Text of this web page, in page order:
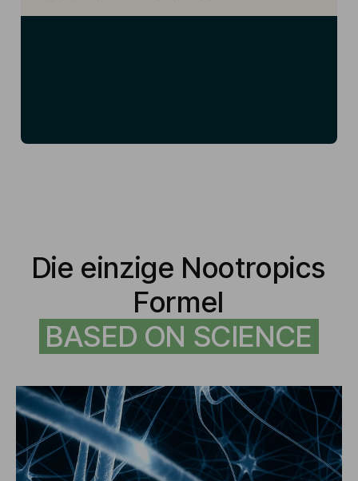
Die einzige Nootropics
Formel
BASED ON SCIENCE